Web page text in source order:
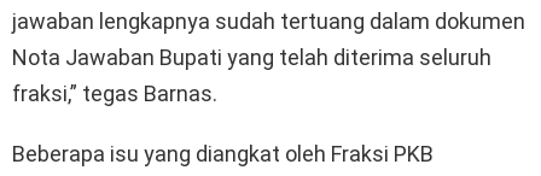
jawaban lengkapnya sudah tertuang dalam dokumen
Nota Jawaban Bupati yang telah diterima seluruh
fraksi,” tegas Barnas.
Beberapa isu yang diangkat oleh Fraksi PKB